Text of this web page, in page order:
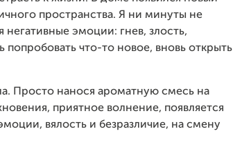
пространства. Я ни минуты не
негативные эмоции: гнев, злость,
что-то новое, вновь открыть
Просто нанося ароматную смесь на
приятное волнение, появляется
вялость и безразличие, на смену